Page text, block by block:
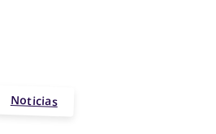
Noticias